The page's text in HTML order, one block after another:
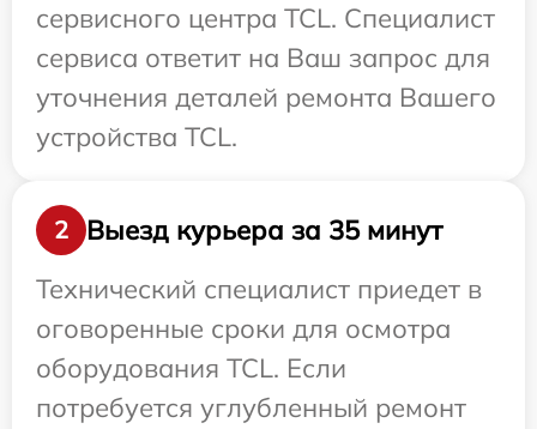
сервисного центра TCL. Специалист
сервиса ответит на Ваш запрос для
уточнения деталей ремонта Вашего
устройства TCL.
2
Выезд курьера за 35 минут
Технический специалист приедет в
оговоренные сроки для осмотра
оборудования TCL. Если
потребуется углубленный ремонт